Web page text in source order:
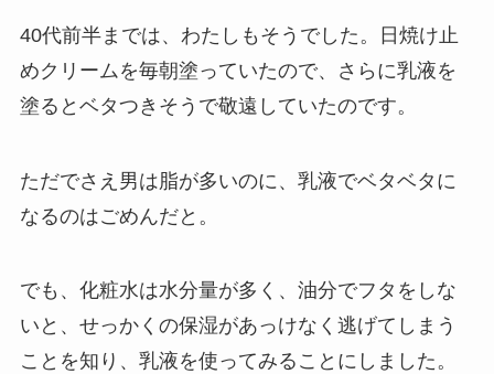
40代前半までは、わたしもそうでした。日焼け止
めクリームを毎朝塗っていたので、さらに乳液を
塗るとベタつきそうで敬遠していたのです。
ただでさえ男は脂が多いのに、乳液でベタベタに
なるのはごめんだと。
でも、化粧水は水分量が多く、油分でフタをしな
いと、せっかくの保湿があっけなく逃げてしまう
ことを知り、乳液を使ってみることにしました。